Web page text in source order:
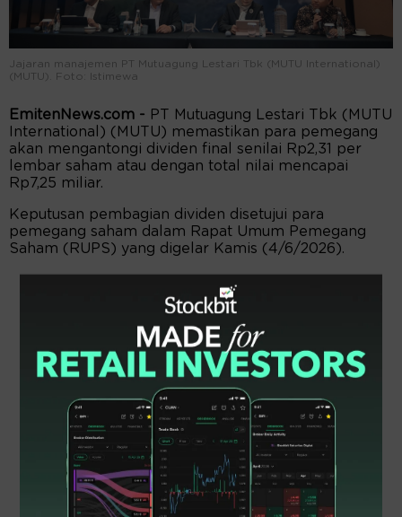
Jajaran manajemen PT Mutuagung Lestari Tbk (MUTU International)
(MUTU). Foto: Istimewa
EmitenNews.com - PT Mutuagung Lestari Tbk (MUTU
International) (MUTU) memastikan para pemegang
akan mengantongi dividen final senilai Rp2,31 per
lembar saham atau dengan total nilai mencapai
Rp7,25 miliar.
Keputusan pembagian dividen disetujui para
pemegang saham dalam Rapat Umum Pemegang
Saham (RUPS) yang digelar Kamis (4/6/2026).